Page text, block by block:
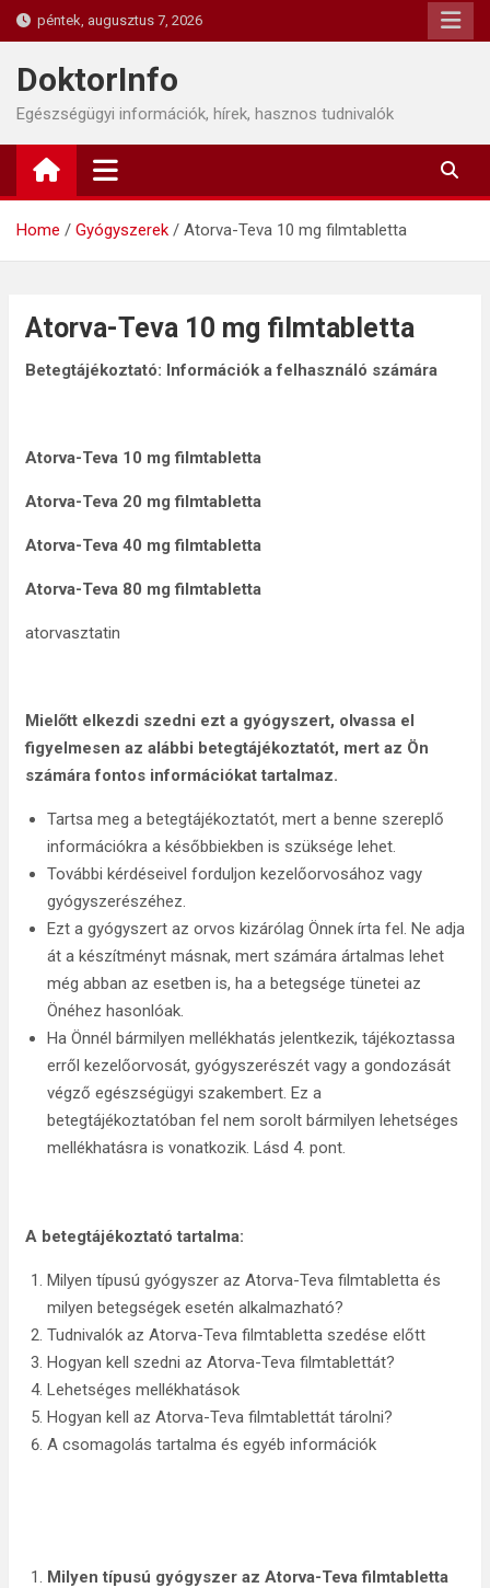
Skip
to
content
péntek, augusztus 7, 2026
DoktorInfo
Egészségügyi információk, hírek, hasznos tudnivalók
Home Gyógyszerek Atorva-Teva 10 mg filmtabletta
Atorva-Teva 10 mg filmtabletta
Betegtájékoztató: Információk a felhasználó számára
Atorva-Teva 10 mg filmtabletta
Atorva-Teva 20 mg filmtabletta
Atorva-Teva 40 mg filmtabletta
Atorva-Teva 80 mg filmtabletta
atorvasztatin
Mielőtt elkezdi szedni ezt a gyógyszert, olvassa el
figyelmesen az alábbi betegtájékoztatót, mert az Ön
számára fontos információkat tartalmaz.
Tartsa meg a betegtájékoztatót, mert a benne szereplő
információkra a későbbiekben is szüksége lehet.
További kérdéseivel forduljon kezelőorvosához vagy
gyógyszerészéhez.
Ezt a gyógyszert az orvos kizárólag Önnek írta fel. Ne adja
át a készítményt másnak, mert számára ártalmas lehet
még abban az esetben is, ha a betegsége tünetei az
Önéhez hasonlóak.
Ha Önnél bármilyen mellékhatás jelentkezik, tájékoztassa
erről kezelőorvosát, gyógyszerészét vagy a gondozását
végző egészségügyi szakembert. Ez a
betegtájékoztatóban fel nem sorolt bármilyen lehetséges
mellékhatásra is vonatkozik. Lásd 4. pont.
A betegtájékoztató tartalma:
Milyen típusú gyógyszer az Atorva-Teva filmtabletta és
milyen betegségek esetén alkalmazható?
Tudnivalók az Atorva-Teva filmtabletta szedése előtt
Hogyan kell szedni az Atorva-Teva filmtablettát?
Lehetséges mellékhatások
Hogyan kell az Atorva-Teva filmtablettát tárolni?
A csomagolás tartalma és egyéb információk
Milyen típusú gyógyszer az Atorva-Teva filmtabletta